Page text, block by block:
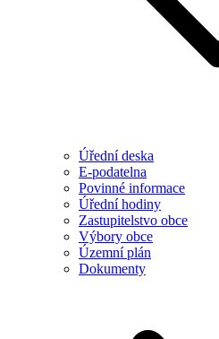
Úřední deska
E-podatelna
Povinné informace
Úřední hodiny
Zastupitelstvo obce
Výbory obce
Územní plán
Dokumenty